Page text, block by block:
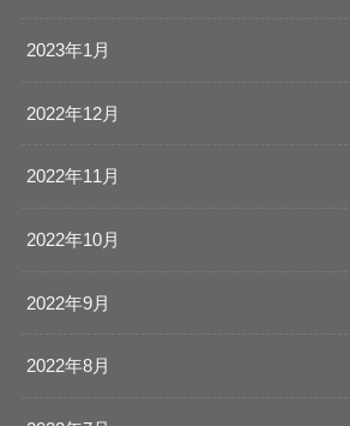
2023年1月
2022年12月
2022年11月
2022年10月
2022年9月
2022年8月